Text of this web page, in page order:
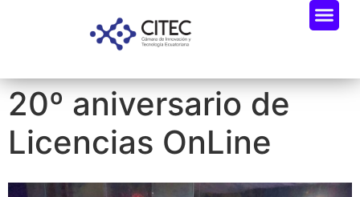
20º aniversario de
Licencias OnLine